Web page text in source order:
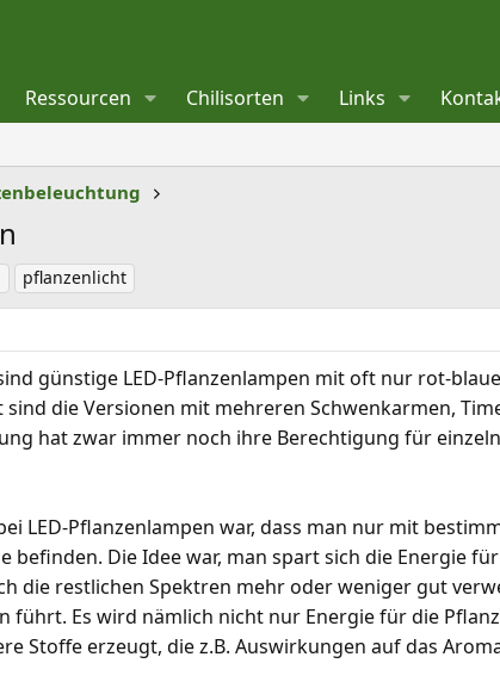
Ressourcen Chilisorten Links
pflanzenlicht
günstige LED-Pflanzenlampen mit oft nur rot-
die Versionen mit mehreren Schwenkarmen,
hat zwar immer noch ihre Berechtigung für
LED-Pflanzenlampen war, dass man nur mit
befinden. Die Idee war, man spart sich die Energie
die restlichen Spektren mehr oder weniger gut
führt. Es wird nämlich nicht nur Energie für die
Stoffe erzeugt, die z.B. Auswirkungen auf das